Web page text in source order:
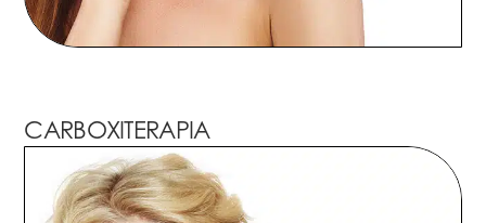
CARBOXITERAPIA